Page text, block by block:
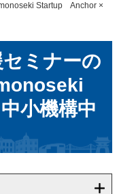
Startup Anchor ×
ミナーの
小機構中